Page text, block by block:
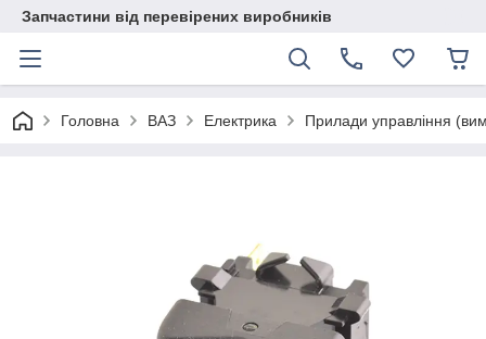
Запчастини від перевірених виробників
Головна ВАЗ Електрика Прилади управління